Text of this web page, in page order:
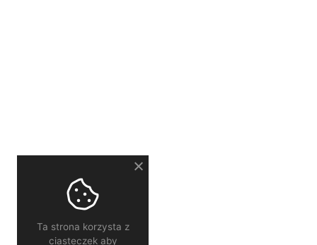
Ta strona korzysta z
ciasteczek aby